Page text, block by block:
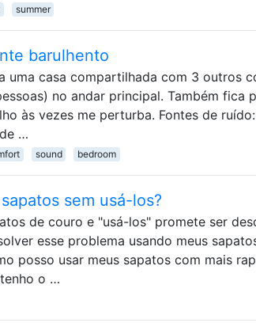
summer
barulhento
uma casa compartilhada com 3 outros
no andar principal. Também fica
às vezes me perturba. Fontes de
…
sound bedroom
sem usá-los?
de couro e "usá-los" promete ser
esse problema usando meus
posso usar meus sapatos com mais
o …